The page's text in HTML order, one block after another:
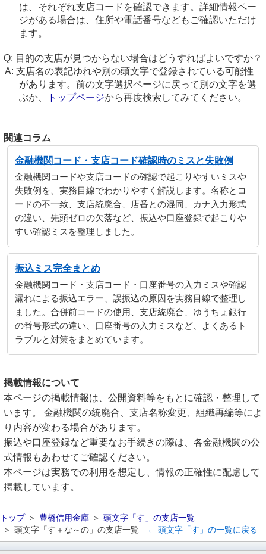
は、それぞれ支店コードを確認できます。詳細情報ペー
ジがある場合は、住所や電話番号などもご確認いただけ
ます。
目的の支店が見つからない場合はどうすればよいですか？
支店名の表記ゆれや別の頭文字で登録されている可能性
があります。前の文字選択ページに戻って別の文字を選
ぶか、
トップページから再度検索してみてください。
関連コラム
金融機関コード・支店コード確認時のミスと失敗例
金融機関コードや支店コードの確認で起こりやすいミスや
失敗例を、実務目線でわかりやすく解説します。名称とコ
ードの不一致、支店統廃合、店番との混同、カナ入力形式
の違い、先頭ゼロの欠落など、振込や口座登録で起こりや
すい確認ミスを整理しました。
振込ミス完全まとめ
金融機関コード・支店コード・口座番号の入力ミスや確認
漏れによる振込エラー、誤振込の原因を実務目線で整理し
ました。合併前コードの使用、支店統廃合、ゆうちょ銀行
の番号形式の違い、口座番号の入力ミスなど、よくあるト
ラブルと対策をまとめています。
掲載情報について
本ページの掲載情報は、公開資料等をもとに確認・整理して
います。 金融機関の統廃合、支店名称変更、組織再編等によ
り内容が変わる場合があります。
振込や口座登録など重要なお手続きの際は、各金融機関の公
式情報もあわせてご確認ください。
本ページは実務での利用を想定し、情報の正確性に配慮して
掲載しています。
トップ 豊橋信用金庫
頭文字「す」の支店一覧
頭文字「す＋な～の」の支店一覧
← 頭文字「す」の一覧に戻る